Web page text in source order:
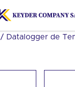
/ Datalogger de